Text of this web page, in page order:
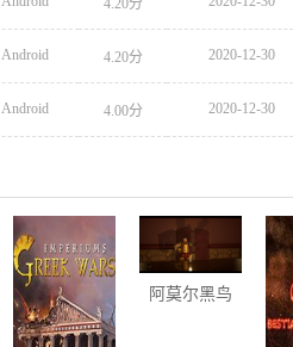
4.20分
Android 4.20分 2020-12-30
Android 4.00分 2020-12-30
阿莫尔黑鸟